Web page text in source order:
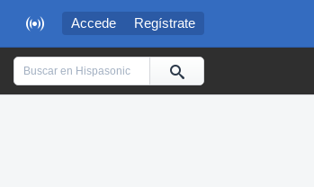
 Accede Regístrate